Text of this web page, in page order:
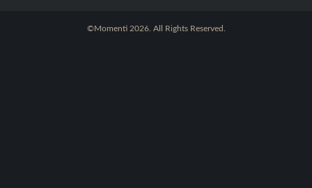
©Momenti 2026. All Rights Reserved.